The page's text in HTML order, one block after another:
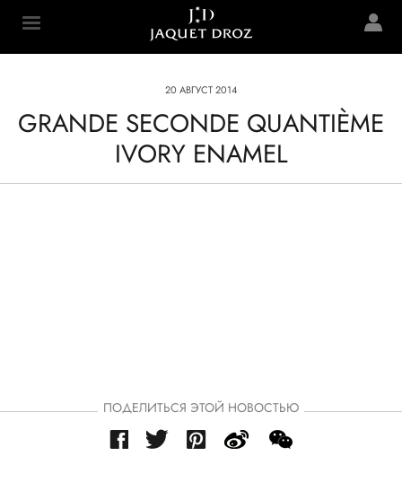
content
Jaquet Droz
20 АВГУСТ 2014
GRANDE SECONDE QUANTIÈME
IVORY ENAMEL
ПОДЕЛИТЬСЯ ЭТОЙ НОВОСТЬЮ